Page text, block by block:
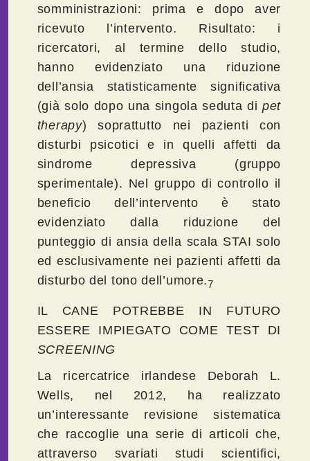
somministrazioni: prima e dopo aver
ricevuto l’intervento. Risultato: i
ricercatori, al termine dello studio,
hanno evidenziato una riduzione
dell’ansia statisticamente significativa
(già solo dopo una singola seduta dipet
therapy) soprattutto nei pazienti con
disturbi psicotici e in quelli affetti da
sindrome depressiva (gruppo
sperimentale). Nel gruppo di controllo il
beneficio dell’intervento è stato
evidenziato dalla riduzione del
punteggio di ansia della scala STAI solo
ed esclusivamente nei pazienti affetti da
disturbo del tono dell’umore.7
IL CANE POTREBBE IN FUTURO
ESSERE IMPIEGATO COME TEST DI
SCREENING
La ricercatrice irlandese Deborah L.
Wells, nel 2012, ha realizzato
un’interessante revisione sistematica
che raccoglie una serie di articoli che,
attraverso svariati studi scientifici,